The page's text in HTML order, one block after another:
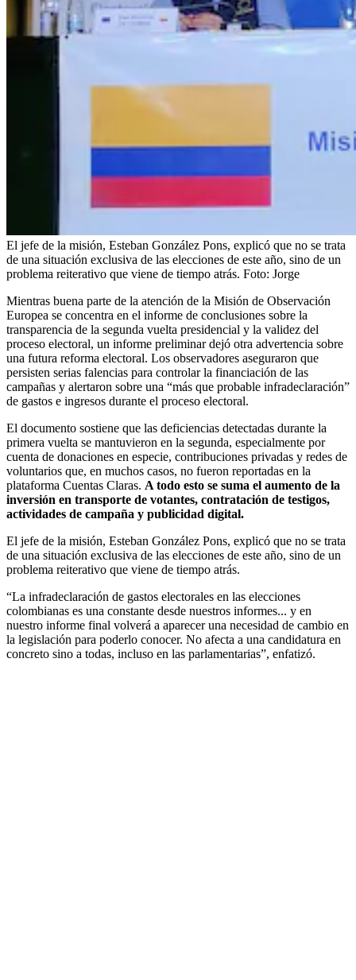
El jefe de la misión, Esteban González Pons, explicó que no se trata
de una situación exclusiva de las elecciones de este año, sino de un
problema reiterativo que viene de tiempo atrás. Foto: Jorge
Mientras buena parte de la atención de la Misión de Observación
Europea se concentra en el informe de conclusiones sobre la
transparencia de la segunda vuelta presidencial y la validez del
proceso electoral, un informe preliminar dejó otra advertencia sobre
una futura reforma electoral. Los observadores aseguraron que
persisten serias falencias para controlar la financiación de las
campañas y alertaron sobre una “más que probable infradeclaración”
de gastos e ingresos durante el proceso electoral.
El documento sostiene que las deficiencias detectadas durante la
primera vuelta se mantuvieron en la segunda, especialmente por
cuenta de donaciones en especie, contribuciones privadas y redes de
voluntarios que, en muchos casos, no fueron reportadas en la
plataforma Cuentas Claras. A todo esto se suma el aumento de la
inversión en transporte de votantes, contratación de testigos,
actividades de campaña y publicidad digital.
El jefe de la misión, Esteban González Pons, explicó que no se trata
de una situación exclusiva de las elecciones de este año, sino de un
problema reiterativo que viene de tiempo atrás.
“La infradeclaración de gastos electorales en las elecciones
colombianas es una constante desde nuestros informes... y en
nuestro informe final volverá a aparecer una necesidad de cambio en
la legislación para poderlo conocer. No afecta a una candidatura en
concreto sino a todas, incluso en las parlamentarias”, enfatizó.